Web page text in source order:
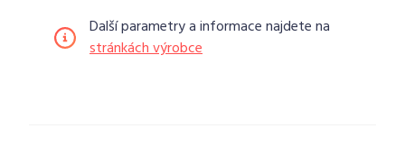
Další parametry a informace najdete na
stránkách výrobce